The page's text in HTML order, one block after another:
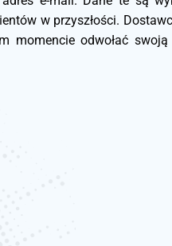
w przyszłości.
odwołać